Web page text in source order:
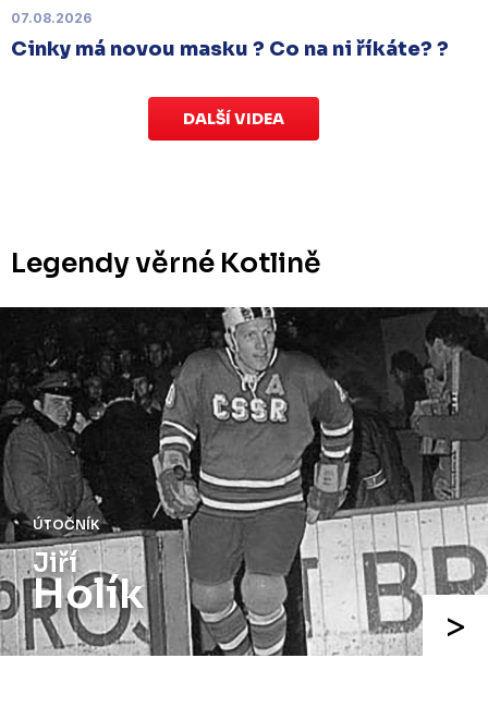
v Kotlině ve středu 26. listopadu od 18:00
07.08.2026
Cinky má novou masku ? Co na ni říkáte? ?
DALŠÍ VIDEA
Legendy věrné Kotlině
ÚTOČNÍK
Jiří
Holík